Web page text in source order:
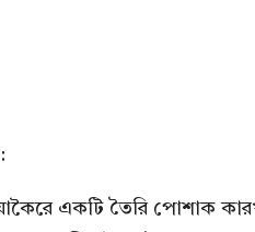
একটি তৈরি পোশাক